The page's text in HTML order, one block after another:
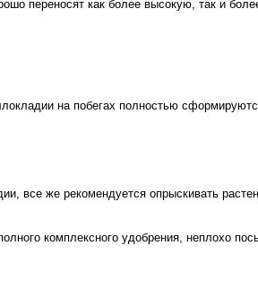
переносят как более высокую, так и
на побегах полностью
все же рекомендуется опрыскивать
комплексного удобрения, неплохо